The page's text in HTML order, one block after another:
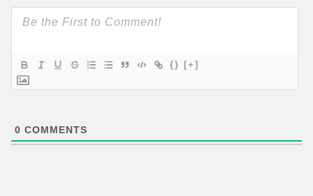
{} [+]
0 COMMENTS